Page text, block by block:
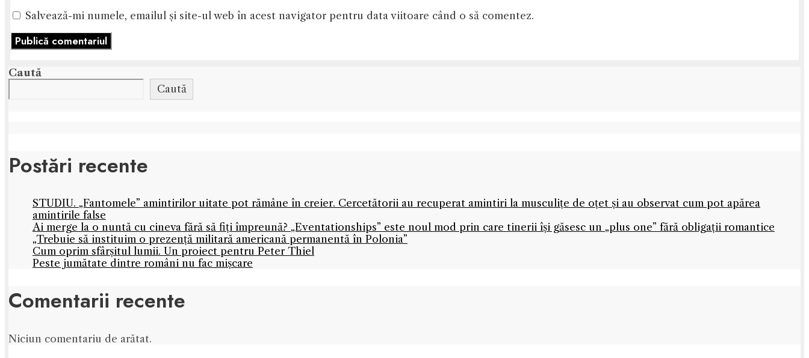
Salvează-mi numele, emailul și site-ul web în acest navigator pentru data viitoare când o să comentez.
Caută
Caută
Postări recente
STUDIU. „Fantomele” amintirilor uitate pot rămâne în creier. Cercetătorii au recuperat amintiri la musculițe de oțet și au observat cum pot apărea
amintirile false
Ai merge la o nuntă cu cineva fără să fiți împreună? „Eventationships” este noul mod prin care tinerii își găsesc un „plus one” fără obligații romantice
„Trebuie să instituim o prezență militară americană permanentă în Polonia”
Cum oprim sfârșitul lumii. Un proiect pentru Peter Thiel
Peste jumătate dintre români nu fac mișcare
Comentarii recente
Niciun comentariu de arătat.